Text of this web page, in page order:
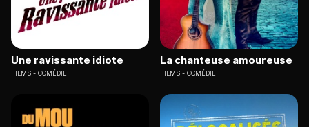
Une ravissante idiote
FILMS COMÉDIE
La chanteuse amoureuse
FILMS COMÉDIE